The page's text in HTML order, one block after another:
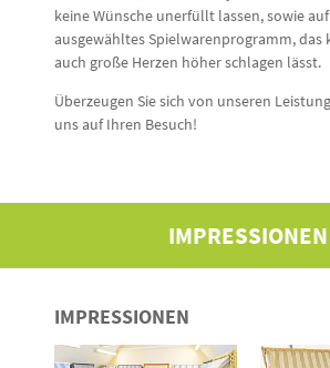
keine Wünsche unerfüllt lassen, sowie
ausgewähltes Spielwarenprogramm, das
auch große Herzen höher schlagen lässt.
Überzeugen Sie sich von unseren
uns auf Ihren Besuch!
IMPRESSIONEN
IMPRESSIONEN